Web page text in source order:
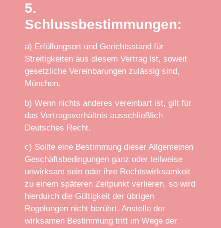
5.
Schlussbestimmungen:
a) Erfüllungsort und Gerichtsstand für
Streitigkeiten aus diesem Vertrag ist, soweit
gesetzliche Vereinbarungen zulässig sind,
München.
b) Wenn nichts anderes vereinbart ist, gilt für
das Vertragsverhältnis ausschließlich
Deutsches Recht.
c) Sollte eine Bestimmung dieser Allgemeinen
Geschäftsbedingungen ganz oder teilweise
unwirksam sein oder ihre Rechtswirksamkeit
zu einem späteren Zeitpunkt verlieren, so wird
hierdurch die Gültigkeit der übrigen
Regelungen nicht berührt. Anstelle der
wirksamen Bestimmung tritt im Wege der